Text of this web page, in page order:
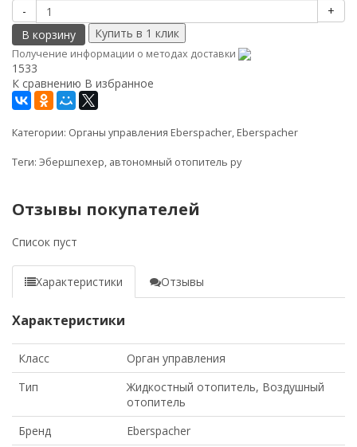
-
+
В корзину
Получение информации о методах доставки
1533
К сравнению В избранное
Категории: Органы управления Eberspacher, Eberspacher
Теги: Эбершпехер, автономный отопитель ру
Отзывы покупателей
Список пуст
Характеристики Отзывы
Характеристики
Класс
Орган управления
Тип
Жидкостный отопитель, Воздушный
отопитель
Бренд
Eberspacher